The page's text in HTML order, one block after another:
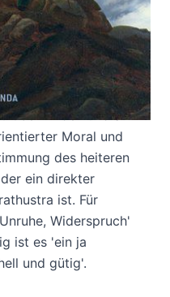
Nietzsches
hallt
Das Werk stammt
als es ihm
des Tauwinds'
überwinden und an
Moral und
des heiteren
ein direkter
ist. Für
Widerspruch'
ist es 'ein ja
und gütig'.